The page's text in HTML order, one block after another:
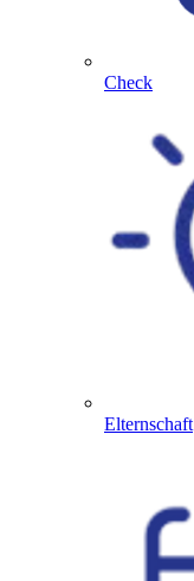
Check
Elternschaft